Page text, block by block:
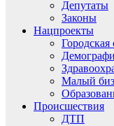
Депутаты
Законы
Нацпроекты
Городская
Малый
Происшествия
ДТП